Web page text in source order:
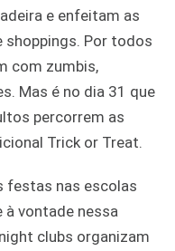
e enfeitam as
shoppings. Por todos
com zumbis,
Mas é no dia 31 que
percorrem as
Trick or Treat.
festas nas escolas
à vontade nessa
clubs organizam